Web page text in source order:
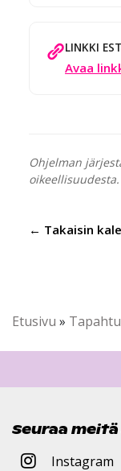
LINKKI
Avaa
Ohjelman
← Takaisin
Etusivu »
Seuraa
Instagram